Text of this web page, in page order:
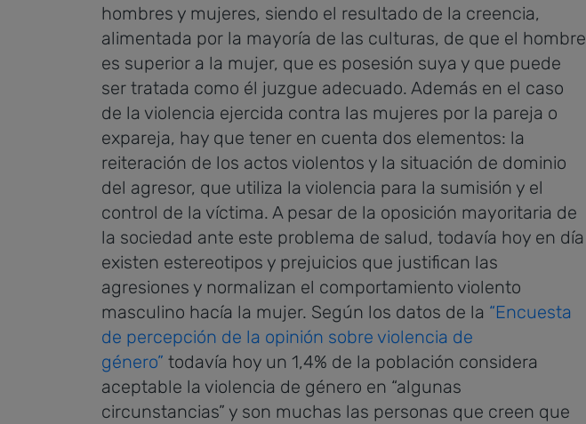
hombres y mujeres, siendo el resultado de la creencia,
alimentada por la mayoría de las culturas, de que el hombre
es superior a la mujer, que es posesión suya y que puede
ser tratada como él juzgue adecuado. Además en el caso
de la violencia ejercida contra las mujeres por la pareja o
expareja, hay que tener en cuenta dos elementos: la
reiteración de los actos violentos y la situación de dominio
del agresor, que utiliza la violencia para la sumisión y el
control de la víctima. A pesar de la oposición mayoritaria de
la sociedad ante este problema de salud, todavía hoy en día
existen estereotipos y prejuicios que justifican las
agresiones y normalizan el comportamiento violento
masculino hacía la mujer. Según los datos de la “Encuesta
de percepción de la opinión sobre violencia de
género” todavía hoy un 1,4% de la población considera
aceptable la violencia de género en “algunas
circunstancias” y son muchas las personas que creen que